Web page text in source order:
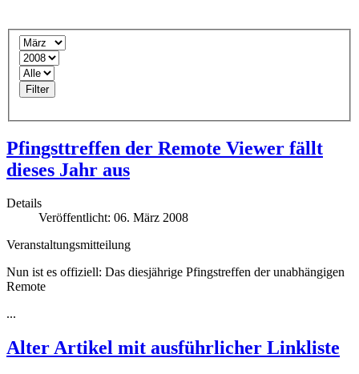
Filter
Pfingsttreffen der Remote Viewer fällt
dieses Jahr aus
Details
Veröffentlicht: 06. März 2008
Veranstaltungsmitteilung
Nun ist es offiziell: Das diesjährige Pfingstreffen der unabhängigen
Remote
...
Alter Artikel mit ausführlicher Linkliste